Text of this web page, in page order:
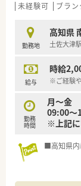
未経験可 ブラ
勤務地
高知県
土佐大津
給与
時給
※ご経験
勤務
時間
月～金
09:00～
※上記に
■高知県内